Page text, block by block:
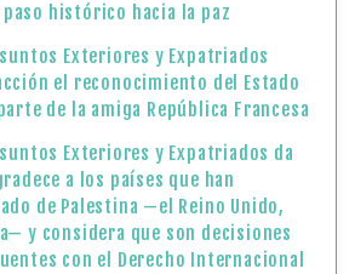
histórico hacia la paz
Exteriores y Expatriados
el reconocimiento del Estado
de la amiga República Francesa
Exteriores y Expatriados da
a los países que han
de Palestina —el Reino Unido,
y considera que son decisiones
con el Derecho Internacional